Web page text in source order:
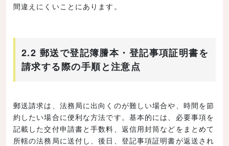
間違えにくいことにあります。
2.2 郵送で登記簿謄本・登記事項証明書を
請求する際の手順と注意点
郵送請求は、法務局に出向くのが難しい場合や、時間を節
約したい場合に便利な方法です。基本的には、必要事項を
記載した交付申請書と手数料、返信用封筒などをまとめて
所轄の法務局に送付し、後日、登記事項証明書が返送され